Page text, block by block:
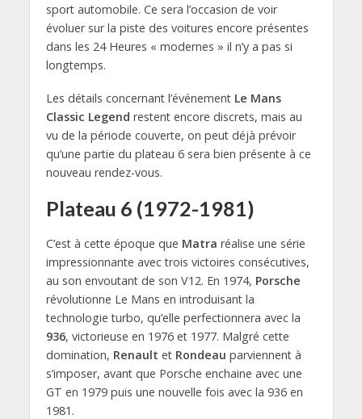
sport automobile. Ce sera l’occasion de voir
évoluer sur la piste des voitures encore présentes
dans les 24 Heures « modernes » il n’y a pas si
longtemps.
Les détails concernant l’événement Le Mans
Classic Legend restent encore discrets, mais au
vu de la période couverte, on peut déjà prévoir
qu’une partie du plateau 6 sera bien présente à ce
nouveau rendez-vous.
Plateau 6 (1972-1981)
C’est à cette époque que Matra réalise une série
impressionnante avec trois victoires consécutives,
au son envoutant de son V12. En 1974, Porsche
révolutionne Le Mans en introduisant la
technologie turbo, qu’elle perfectionnera avec la
936, victorieuse en 1976 et 1977. Malgré cette
domination, Renault et Rondeau parviennent à
s’imposer, avant que Porsche enchaine avec une
GT en 1979 puis une nouvelle fois avec la 936 en
1981.